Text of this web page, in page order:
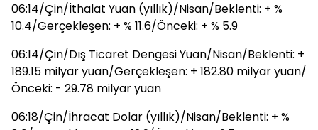
06:14/Çin/İthalat Yuan (yıllık)/Nisan/Beklenti: + %
10.4/Gerçekleşen: + % 11.6/Önceki: + % 5.9
06:14/Çin/Dış Ticaret Dengesi Yuan/Nisan/Beklenti: +
189.15 milyar yuan/Gerçekleşen: + 182.80 milyar yuan/
Önceki: - 29.78 milyar yuan
06:18/Çin/İhracat Dolar (yıllık)/Nisan/Beklenti: + %